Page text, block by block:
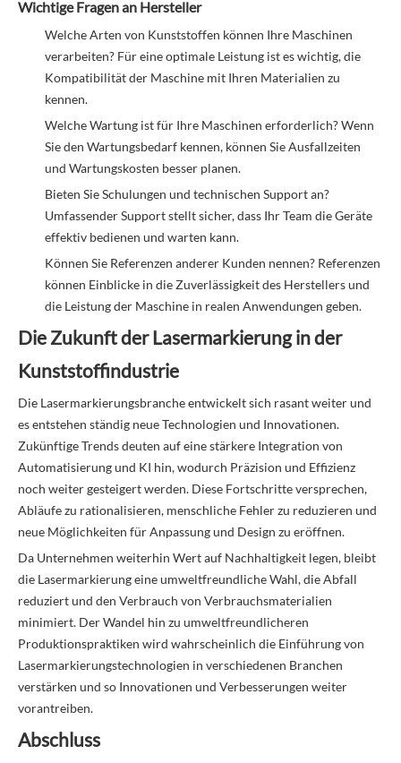
Wichtige Fragen an Hersteller
Welche Arten von Kunststoffen können Ihre Maschinen
verarbeiten? Für eine optimale Leistung ist es wichtig, die
Kompatibilität der Maschine mit Ihren Materialien zu
kennen.
Welche Wartung ist für Ihre Maschinen erforderlich? Wenn
Sie den Wartungsbedarf kennen, können Sie Ausfallzeiten
und Wartungskosten besser planen.
Bieten Sie Schulungen und technischen Support an?
Umfassender Support stellt sicher, dass Ihr Team die Geräte
effektiv bedienen und warten kann.
Können Sie Referenzen anderer Kunden nennen? Referenzen
können Einblicke in die Zuverlässigkeit des Herstellers und
die Leistung der Maschine in realen Anwendungen geben.
Die Zukunft der Lasermarkierung in der
Kunststoffindustrie
Die Lasermarkierungsbranche entwickelt sich rasant weiter und
es entstehen ständig neue Technologien und Innovationen.
Zukünftige Trends deuten auf eine stärkere Integration von
Automatisierung und KI hin, wodurch Präzision und Effizienz
noch weiter gesteigert werden. Diese Fortschritte versprechen,
Abläufe zu rationalisieren, menschliche Fehler zu reduzieren und
neue Möglichkeiten für Anpassung und Design zu eröffnen.
Da Unternehmen weiterhin Wert auf Nachhaltigkeit legen, bleibt
die Lasermarkierung eine umweltfreundliche Wahl, die Abfall
reduziert und den Verbrauch von Verbrauchsmaterialien
minimiert. Der Wandel hin zu umweltfreundlicheren
Produktionspraktiken wird wahrscheinlich die Einführung von
Lasermarkierungstechnologien in verschiedenen Branchen
verstärken und so Innovationen und Verbesserungen weiter
vorantreiben.
Abschluss